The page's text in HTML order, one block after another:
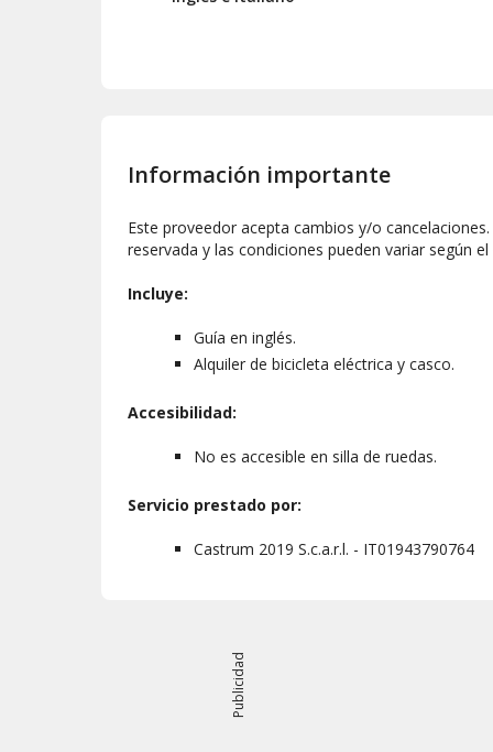
Información importante
Este proveedor acepta cambios y/o
reservada y las condiciones pueden variar según
Incluye:
Guía en inglés.
Alquiler de bicicleta eléctrica y casco.
Accesibilidad:
No es accesible en silla de ruedas.
Servicio prestado por:
Castrum 2019 S.c.a.r.l. - IT01943790764
Publicidad